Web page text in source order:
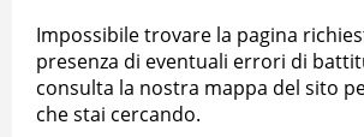
Impossibile trovare la pagina
presenza di eventuali errori di
consulta la nostra mappa del sito
che stai cercando.